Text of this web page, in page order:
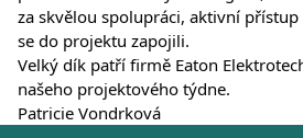
za skvělou spolupráci, aktivní přístup
se do projektu zapojili.
Velký dík patří firmě Eaton
našeho projektového týdne.
Patricie Vondrková